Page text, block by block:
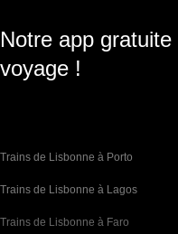
Notre app
voyage !
Trains de Lisbonne à Porto
Trains de Lisbonne à Lagos
Trains de Lisbonne à Faro